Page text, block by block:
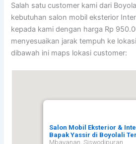
Salah satu customer kami dari
kebutuhan salon mobil eksterior
kepada kami dengan harga Rp
menyesuaikan jarak tempuh ke
dibawah ini maps lokasi customer:
Salon Mobil Eksterior &
Bapak Yassir di Boyolali
Mbayanan, Siswodipuran